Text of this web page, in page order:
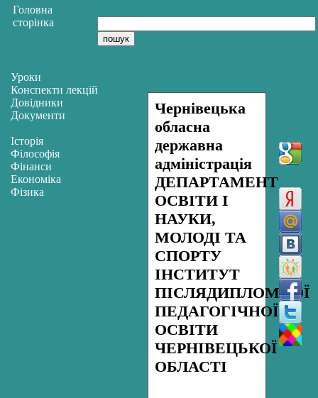
Чернівецька
обласна
державна
адміністрація
ДЕПАРТАМЕНТ
ОСВІТИ І
НАУКИ,
МОЛОДІ ТА
СПОРТУ
ІНСТИТУТ
ПІСЛЯДИПЛОМНОЇ
ПЕДАГОГІЧНОЇ
ОСВІТИ
ЧЕРНІВЕЦЬКОЇ
ОБЛАСТІ
Уроки
Конспекти лекцій
Довідники
Документи
Історія
Філософія
Фінанси
Економіка
Фізика
Головна
сторінка